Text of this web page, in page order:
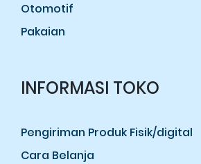
Otomotif
Pakaian
INFORMASI TOKO
Pengiriman Produk Fisik/digital
Cara Belanja